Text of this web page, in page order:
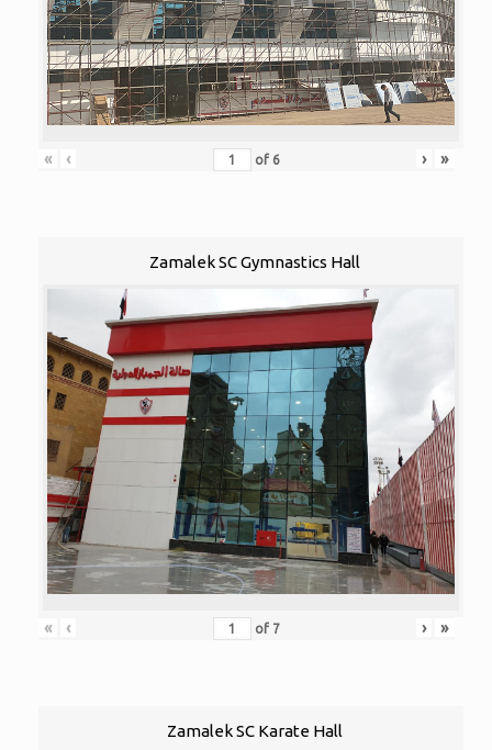
« ‹ of 6 › »
Zamalek SC Gymnastics Hall
« ‹ of 7 › »
Zamalek SC Karate Hall